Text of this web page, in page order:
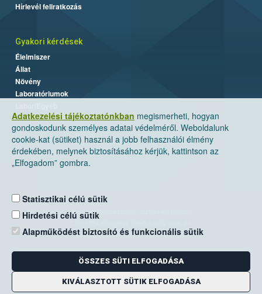
Adatkezelési tájékoztatónkban megismerheti, hogyan
gondoskodunk személyes adatai védelméről. Weboldalunk
cookie-kat (sütiket) használ a jobb felhasználói élmény
érdekében, melynek biztosításához kérjük, kattintson az
„Elfogadom” gombra.
Statisztikai célú sütik
Hirdetési célú sütik
Alapműködést biztosító és funkcionális sütik
ÖSSZES SÜTI ELFOGADÁSA
KIVÁLASZTOTT SÜTIK ELFOGADÁSA
Hírlevél feliratkozás
Gyakori kérdések
Élelmiszer
Állat
Növény
Laboratóriumok
Nemzeti Élelmiszerlánc-biztonsági Hivatal
Levelezési cím: 1525 Budapest. Pf. 30.
E-mail:ugyfelszolgalat@nebih.gov.hu
Zöld szám: 06-80/263-244
Telefon: 06-1/ 336-9000